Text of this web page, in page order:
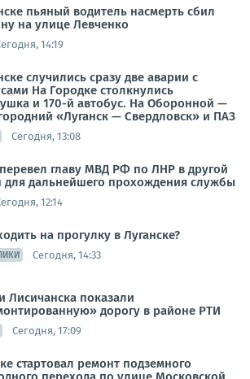
пьяный водитель насмерть сбил
на улице Левченко
14:19
случились сразу две аварии с
На Городке столкнулись
и 170-й автобус. На Оборонной —
«Луганск — Свердловск» и ПАЗ
Сегодня, 13:08
главу МВД РФ по ЛНР в другой
для дальнейшего прохождения службы
12:14
на прогулку в Луганске?
Сегодня, 14:33
Лисичанска показали
дорогу в районе РТИ
Сегодня, 17:09
стартовал ремонт подземного